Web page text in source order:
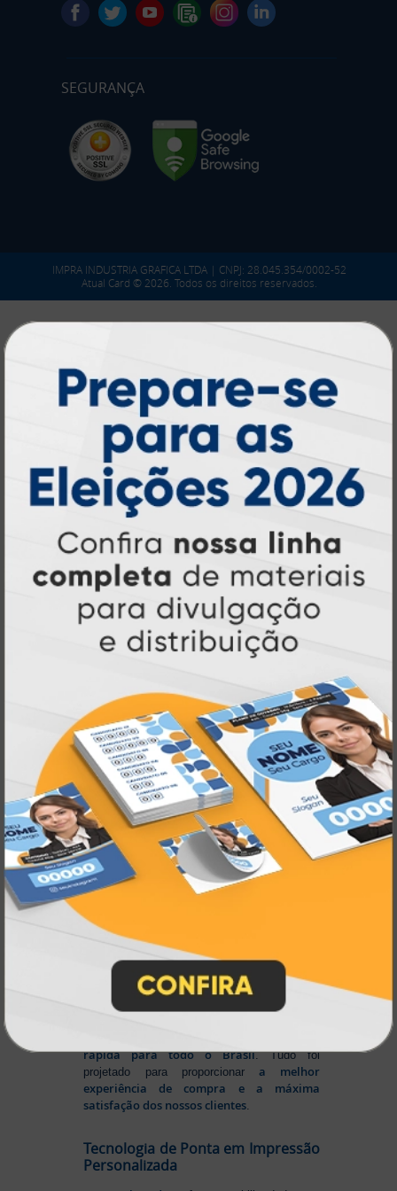
SEGURANÇA
IMPRA INDUSTRIA GRAFICA LTDA | CNPJ: 28.045.354/0002-52
Atual Card © 2026. Todos os direitos reservados.
Personalização Online
Atual Card é referência em impressão
gráfica online no Brasil
, oferecendo uma
ampla variedade de produtos e soluções para
atender profissionais autônomos, empresas e
revendedores gráficos . Comquase três
décadas de experiência, somos pioneiros no
segmento deimpressão sob demanda,
inovação e personalização para entregar
qualidade, agilidade e a melhor
experiênciaaos nossos clientes.
Pioneirismo e Inovação em
Impressão personalizada
gráfica online,
popularizarem, aAtual Card já estava
transformando o mercado gráfico.
Nascemos digitais e seguimosinovando
continuamente, investindo em
tecnologia
de pontapara garantir a melhor experiência
emprodutos personalizados e impressão
online. Tudo isso para ofereceragilidade,
qualidade e soluções inteligentes
que
atendem às suas necessidades.
Liderança e Qualidade em
Impressão
Prestes a completar três décadas de
inovação e serviços,
como referência no mercado gráfico e de
personalização online
, oferecendo
impressão digital e offset de alta
qualidade
portfólio
rápida para todo o Brasil. Tudo foi
projetado para proporcionara melhor
experiência de compra e a máxima
satisfação dos nossos clientes.
Tecnologia de Ponta em Impressão
Personalizada